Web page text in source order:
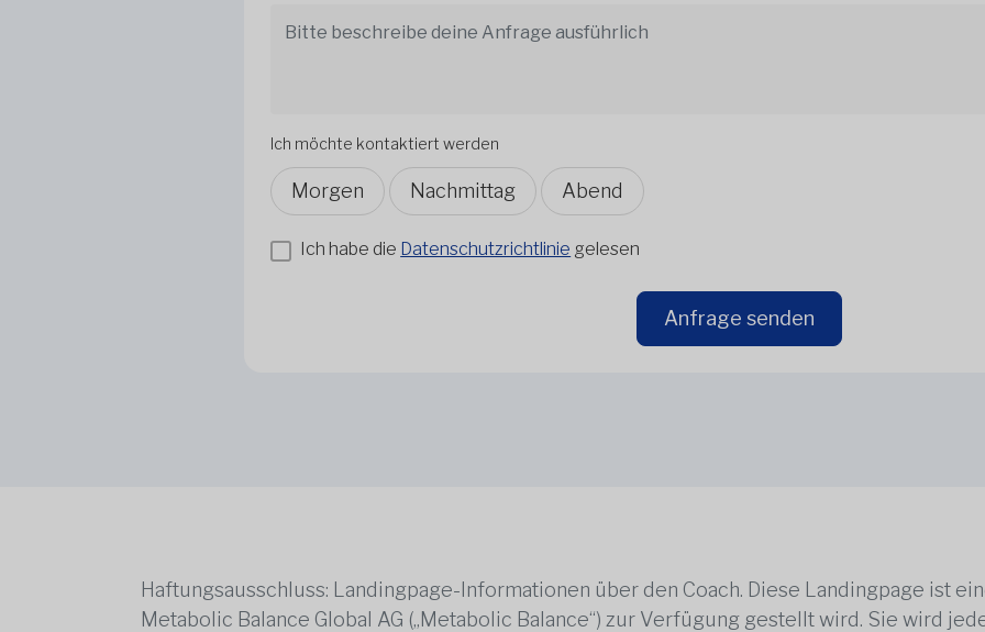
Ich möchte kontaktiert werden
Morgen Nachmittag Abend
Ich habe die Datenschutzrichtlinie gelesen
Anfrage senden
Haftungsausschluss: Landingpage-Informationen über den Coach. Diese Landingpage ist
Metabolic Balance Global AG („Metabolic Balance“) zur Verfügung gestellt wird. Sie wird